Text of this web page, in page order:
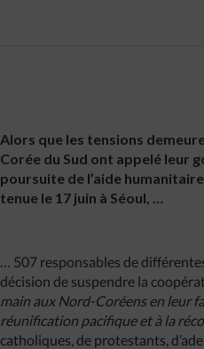
Alors que les tensions
Corée du Sud ont appelé leur
poursuite de l’aide
tenue le 17 juin à Séoul, …
… 507 responsables de
décision de suspendre la
main aux Nord-Coréens en leur
réunification pacifique et à la
catholiques, de protestants,